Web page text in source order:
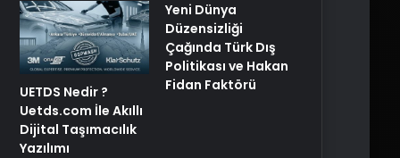
UETDS Nedir ?
Uetds.com İle Akıllı
Dijital Taşımacılık
Yazılımı
Yeni Dünya
Düzensizliği
Çağında Türk Dış
Politikası ve Hakan
Fidan Faktörü